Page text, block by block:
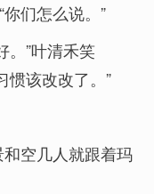
们怎么说。”
。”叶清禾笑
惯该改改了。”
空几人就跟着玛